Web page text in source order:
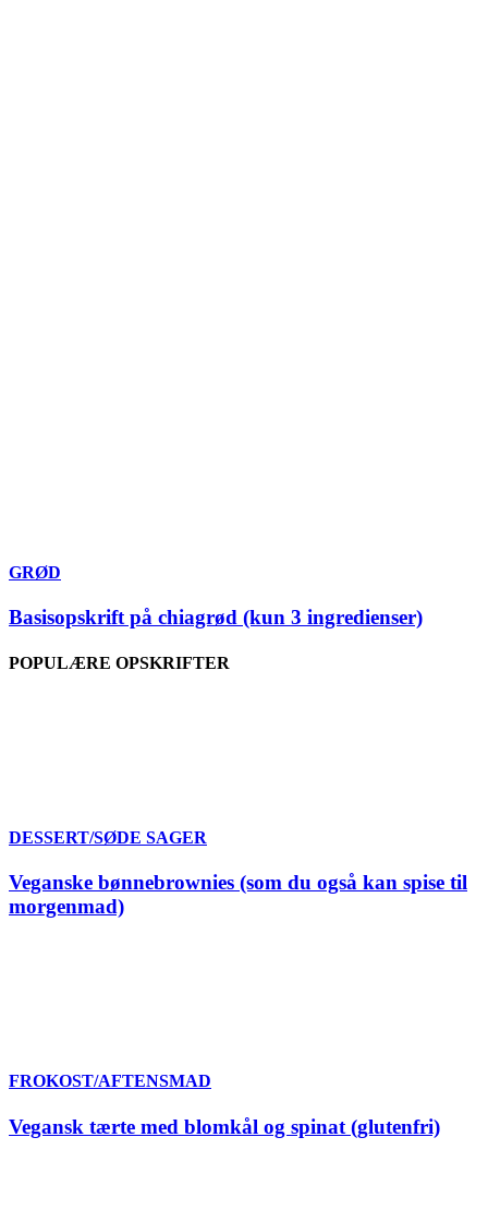
GRØD
Basisopskrift på chiagrød (kun 3 ingredienser)
POPULÆRE OPSKRIFTER
DESSERT/SØDE SAGER
Veganske bønnebrownies (som du også kan spise til
morgenmad)
FROKOST/AFTENSMAD
Vegansk tærte med blomkål og spinat (glutenfri)